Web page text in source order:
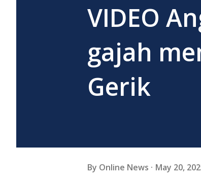
VIDEO
gajah
Gerik
By Online News May 20,